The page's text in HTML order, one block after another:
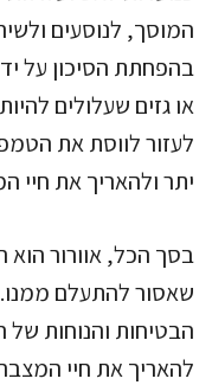
המוסך, לנוסעים
בהפחתת הסיכון על
או גזים שעלולים
לעזור לווסת את
יתר ולהאריך את
בסך הכל, אוורור
שאסור להתעלם ממנו.
הבטיחות והנוחות
להאריך את חיי